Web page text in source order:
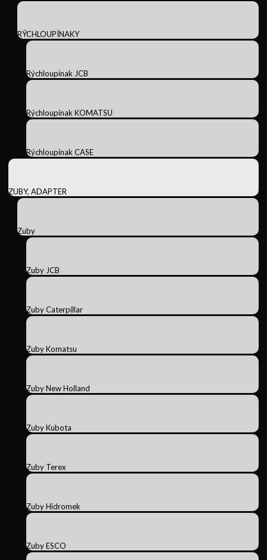
RÝCHLOUPÍNAKY
Rýchloupínak JCB
Rýchloupínak KOMATSU
Rýchloupínak CASE
ZUBY, ADAPTER
Zuby
Zuby JCB
Zuby Caterpillar
Zuby Komatsu
Zuby New Holland
Zuby Kubota
Zuby Terex
Zuby Hidromek
Zuby ESCO